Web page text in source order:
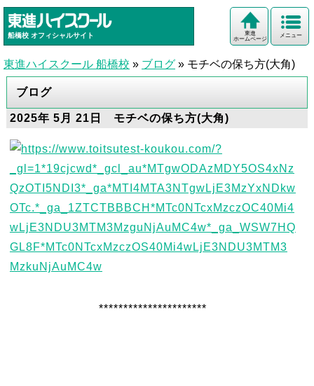
船橋校 オフィシャルサイト メニュー
東進
ホームページ
東進ハイスクール 船橋校 » ブログ » モチベの保ち方(大角)
ブログ
2025年 5月 21日 モチベの保ち方(大角)
**********************